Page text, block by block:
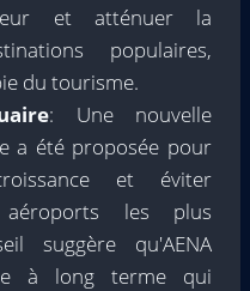
et atténuer la
populaires,
du tourisme.
: Une nouvelle
a été proposée pour
et éviter
aéroports les plus
suggère qu'AENA
à long terme qui